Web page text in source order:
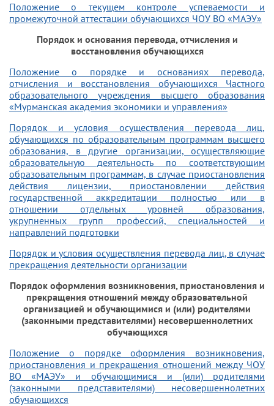
Положение о текущем контроле успеваемости и
промежуточной аттестации обучающихся ЧОУ ВО «МАЭУ»
Порядок и основания перевода, отчисления и
восстановления обучающихся
Положение о порядке и основаниях перевода,
отчисления и восстановления обучающихся Частного
образовательного учреждения высшего образования
«Мурманская академия экономики и управления»
Порядок и условия осуществления перевода лиц,
обучающихся по образовательным программам высшего
образования, в другие организации, осуществляющие
образовательную деятельность по соответствующим
образовательным программам, в случае приостановления
действия лицензии, приостановлении действия
государственной аккредитации полностью или в
отношении отдельных уровней образования,
укрупненных групп профессий, специальностей и
направлений подготовки
Порядок и условия осуществления перевода лиц, в случае
прекращения деятельности организации
Порядок оформления возникновения, приостановления и
прекращения отношений между образовательной
организацией и обучающимися и (или) родителями
(законными представителями) несовершеннолетних
обучающихся
Положение о порядке оформления возникновения,
приостановления и прекращения отношений между ЧОУ
ВО «МАЭУ» и обучающимися и (или) родителями
(законными представителями) несовершеннолетних
обучающихся